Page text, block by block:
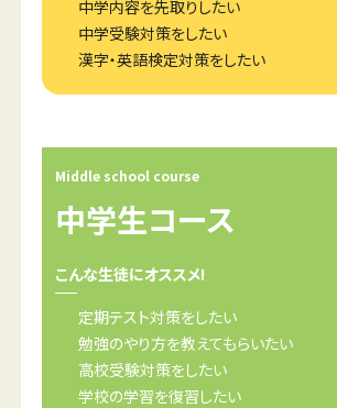
中学内容を先取りしたい
中学受験対策をしたい
漢字・英語検定対策をしたい
Middle school course
中学生コース
こんな生徒にオススメ!
定期テスト対策をしたい
勉強のやり方を教えてもらいたい
高校受験対策をしたい
学校の学習を復習したい